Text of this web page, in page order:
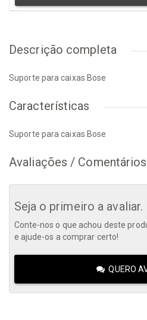
Descrição completa
Suporte para caixas Bose
Características
Suporte para caixas Bose
Avaliações / Comentários
Seja o primeiro a avaliar.
Conte-nos o que achou deste
e ajude-os a comprar certo!
QUERO